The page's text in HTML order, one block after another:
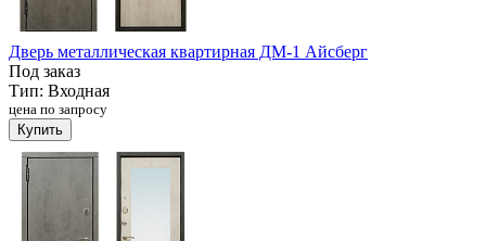
Дверь металлическая квартирная ДМ-1 Айсберг
Под заказ
Тип: Входная
цена по запросу
Купить